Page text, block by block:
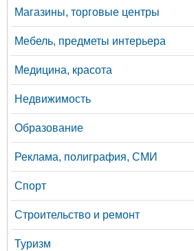
Магазины, торговые центры
Мебель, предметы интерьера
Медицина, красота
Недвижимость
Образование
Реклама, полиграфия, СМИ
Спорт
Строительство и ремонт
Туризм